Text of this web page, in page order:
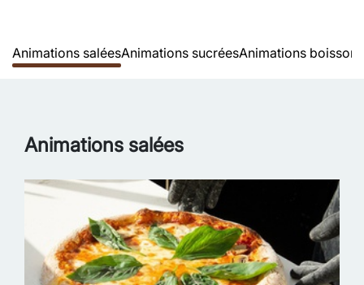
Animations saléesAnimations sucréesAnimations boissons
Animations salées